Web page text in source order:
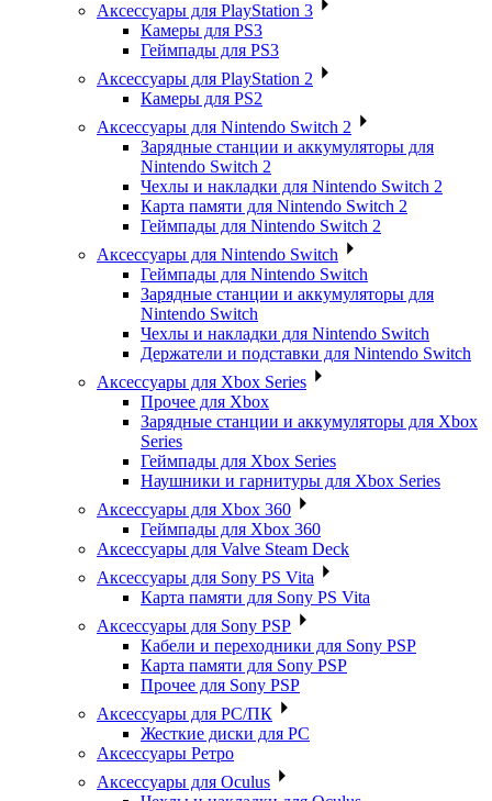
Аксессуары для PlayStation 3
Камеры для PS3
Геймпады для PS3
Аксессуары для PlayStation 2
Камеры для PS2
Аксессуары для Nintendo Switch 2
Зарядные станции и аккумуляторы для
Nintendo Switch 2
Чехлы и накладки для Nintendo Switch 2
Карта памяти для Nintendo Switch 2
Геймпады для Nintendo Switch 2
Аксессуары для Nintendo Switch
Геймпады для Nintendo Switch
Зарядные станции и аккумуляторы для
Nintendo Switch
Чехлы и накладки для Nintendo Switch
Держатели и подставки для Nintendo Switch
Аксессуары для Xbox Series
Прочее для Xbox
Зарядные станции и аккумуляторы для Xbox
Series
Геймпады для Xbox Series
Наушники и гарнитуры для Xbox Series
Аксессуары для Xbox 360
Геймпады для Xbox 360
Аксессуары для Valve Steam Deck
Аксессуары для Sony PS Vita
Карта памяти для Sony PS Vita
Аксессуары для Sony PSP
Кабели и переходники для Sony PSP
Карта памяти для Sony PSP
Прочее для Sony PSP
Аксессуары для PC/ПК
Жесткие диски для PC
Аксессуары Ретро
Аксессуары для Oculus